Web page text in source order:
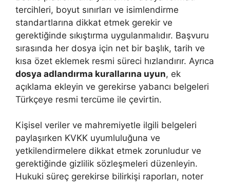
tercihleri, boyut sınırları ve isimlendirme
standartlarına dikkat etmek gerekir ve
gerektiğinde sıkıştırma uygulanmalıdır. Başvuru
sırasında her dosya için net bir başlık, tarih ve
kısa özet eklemek resmi süreci hızlandırır. Ayrıca
dosya adlandırma kurallarına uyun, ek
açıklama ekleyin ve gerekirse yabancı belgeleri
Türkçeye resmi tercüme ile çevirtin.
Kişisel veriler ve mahremiyetle ilgili belgeleri
paylaşırken KVKK uyumluluğuna ve
yetkilendirmelere dikkat etmek zorunludur ve
gerektiğinde gizlilik sözleşmeleri düzenleyin.
Hukuki süreç gerekirse bilirkişi raporları, noter